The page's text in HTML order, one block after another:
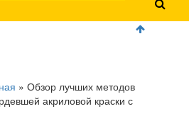
» Обзор лучших методов
акриловой краски с